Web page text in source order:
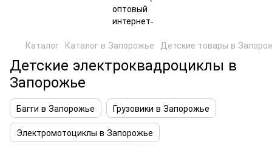
Каталог Каталог в Запорожье Детские товары в
Детские электроквадроциклы в
Запорожье
Багги в Запорожье
Грузовики в Запорожье
Электромотоциклы в Запорожье